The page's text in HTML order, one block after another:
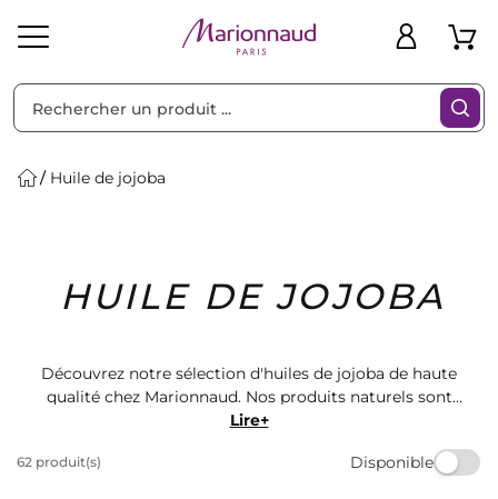
Solaire Homme Marques Idées
Cadeaux
Bons
Plans
Huile de jojoba
HUILE DE JOJOBA
Découvrez notre sélection d'huiles de jojoba de haute
qualité chez Marionnaud. Nos produits naturels sont
parfaits pour hydrater et nourrir votre peau en
une peau éclatante et en pleine santé. Commandez
Lire+
62 produit(s) Disponible
Filtres